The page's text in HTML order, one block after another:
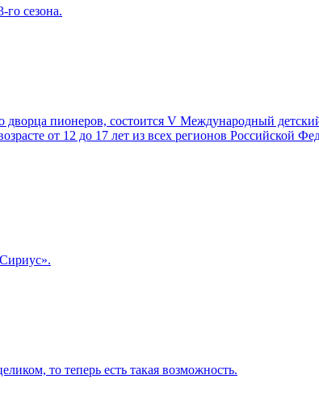
сезона.
пионеров, состоится V Международный
от 12 до 17 лет из всех регионов Российской
то теперь есть такая возможность.